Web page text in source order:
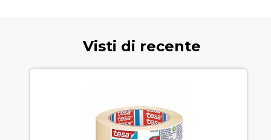
Visti di recente